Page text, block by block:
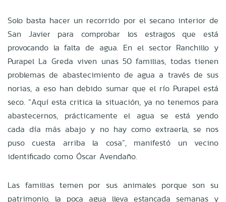
Solo basta hacer un recorrido por el secano interior de
San Javier para comprobar los estragos que está
provocando la falta de agua. En el sector Ranchillo y
Purapel La Greda viven unas 50 familias, todas tienen
problemas de abastecimiento de agua a través de sus
norias, a eso han debido sumar que el río Purapel está
seco. “Aquí esta critica la situación, ya no tenemos para
abastecernos, prácticamente el agua se está yendo
cada día más abajo y no hay como extraerla, se nos
puso cuesta arriba la cosa”, manifestó un vecino
identificado como Óscar Avendaño.
Las familias temen por sus animales porque son su
patrimonio, la poca agua lleva estancada semanas y